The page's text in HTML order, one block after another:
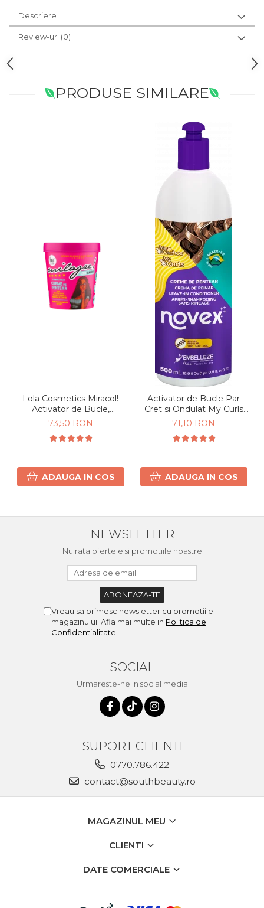
Descriere
Review-uri (0)
PRODUSE SIMILARE
Lola Cosmetics Miracol!
Activator de Bucle,
hidratare & definire Par
Cret si Ondulat 450g
73,50 RON
ADAUGA IN COS
Activator de Bucle Par
Cret si Ondulat My Curls
500g
71,10 RON
ADAUGA IN COS
NEWSLETTER
Nu rata ofertele si promotiile noastre
Vreau sa primesc newsletter cu promotiile
magazinului. Afla mai multe in Politica de
Confidentialitate
SOCIAL
Urmareste-ne in social media
SUPORT CLIENTI
0770.786.422
contact@southbeauty.ro
MAGAZINUL MEU
CLIENTI
DATE COMERCIALE